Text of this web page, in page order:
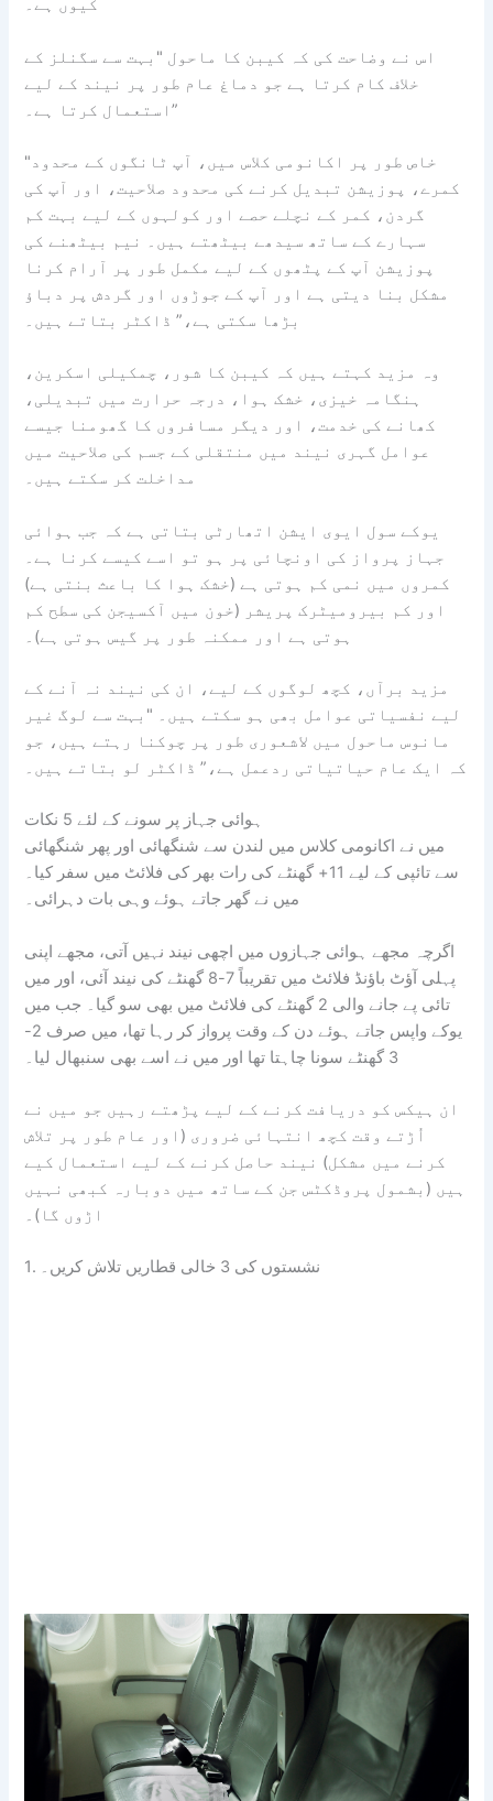
کیوں ہے۔
اس نے وضاحت کی کہ کیبن کا ماحول "بہت سے سگنلز کے
خلاف کام کرتا ہے جو دماغ عام طور پر نیند کے لیے
استعمال کرتا ہے۔”
"خاص طور پر اکانومی کلاس میں، آپ ٹانگوں کے محدود
کمرے، پوزیشن تبدیل کرنے کی محدود صلاحیت، اور آپ کی
گردن، کمر کے نچلے حصے اور کولہوں کے لیے بہت کم
سہارے کے ساتھ سیدھے بیٹھتے ہیں۔ نیم بیٹھنے کی
پوزیشن آپ کے پٹھوں کے لیے مکمل طور پر آرام کرنا
مشکل بنا دیتی ہے اور آپ کے جوڑوں اور گردش پر دباؤ
بڑھا سکتی ہے،” ڈاکٹر بتاتے ہیں۔
وہ مزید کہتے ہیں کہ کیبن کا شور، چمکیلی اسکرین،
ہنگامہ خیزی، خشک ہوا، درجہ حرارت میں تبدیلی،
کھانے کی خدمت، اور دیگر مسافروں کا گھومنا جیسے
عوامل گہری نیند میں منتقلی کے جسم کی صلاحیت میں
مداخلت کر سکتے ہیں۔
یوکے سول ایوی ایشن اتھارٹی بتاتی ہے کہ جب ہوائی
جہاز پرواز کی اونچائی پر ہو تو اسے کیسے کرنا ہے۔
کمروں میں نمی کم ہوتی ہے (خشک ہوا کا باعث بنتی ہے)
اور کم بیرومیٹرک پریشر (خون میں آکسیجن کی سطح کم
ہوتی ہے اور ممکنہ طور پر گیس ہوتی ہے)۔
مزید برآں، کچھ لوگوں کے لیے، ان کی نیند نہ آنے کے
لیے نفسیاتی عوامل بھی ہو سکتے ہیں۔ "بہت سے لوگ غیر
مانوس ماحول میں لاشعوری طور پر چوکنا رہتے ہیں، جو
کہ ایک عام حیاتیاتی ردعمل ہے،” ڈاکٹر لو بتاتے ہیں۔
ہوائی جہاز پر سونے کے لئے 5 نکات
میں نے اکانومی کلاس میں لندن سے شنگھائی اور پھر شنگھائی
سے تائپی کے لیے 11+ گھنٹے کی رات بھر کی فلائٹ میں سفر کیا۔
میں نے گھر جاتے ہوئے وہی بات دہرائی۔
اگرچہ مجھے ہوائی جہازوں میں اچھی نیند نہیں آتی، مجھے اپنی
پہلی آؤٹ باؤنڈ فلائٹ میں تقریباً 7-8 گھنٹے کی نیند آئی، اور میں
تائی پے جانے والی 2 گھنٹے کی فلائٹ میں بھی سو گیا۔ جب میں
یوکے واپس جاتے ہوئے دن کے وقت پرواز کر رہا تھا، میں صرف 2-
3 گھنٹے سونا چاہتا تھا اور میں نے اسے بھی سنبھال لیا۔
ان ہیکس کو دریافت کرنے کے لیے پڑھتے رہیں جو میں نے
اُڑتے وقت کچھ انتہائی ضروری (اور عام طور پر تلاش
کرنے میں مشکل) نیند حاصل کرنے کے لیے استعمال کیے
ہیں (بشمول پروڈکٹس جن کے ساتھ میں دوبارہ کبھی نہیں
اڑوں گا)۔
1. نشستوں کی 3 خالی قطاریں تلاش کریں۔